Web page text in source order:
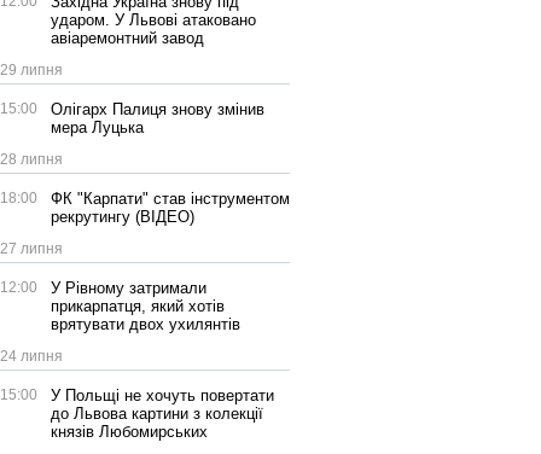
ударом. У Львові атаковано
авіаремонтний завод
29 липня
15:00
Олігарх Палиця знову змінив
мера Луцька
28 липня
18:00
ФК "Карпати" став інструментом
рекрутингу (ВІДЕО)
27 липня
12:00
У Рівному затримали
прикарпатця, який хотів
врятувати двох ухилянтів
24 липня
15:00
У Польщі не хочуть повертати
до Львова картини з колекції
князів Любомирських